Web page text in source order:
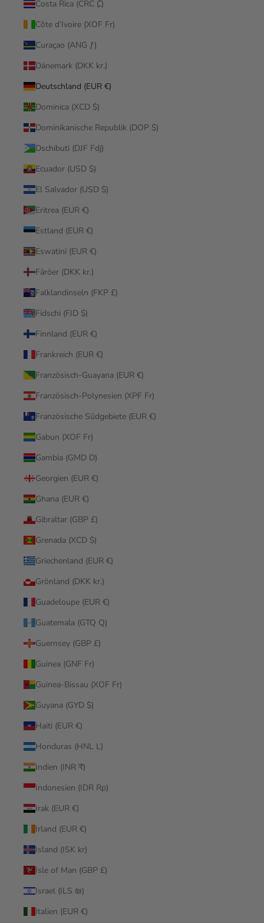
Costa Rica (CRC ₡)
Côte d’Ivoire (XOF Fr)
Curaçao (ANG ƒ)
Dänemark (DKK kr.)
Deutschland (EUR €)
Dominica (XCD $)
Dominikanische Republik (DOP $)
Dschibuti (DJF Fdj)
Ecuador (USD $)
El Salvador (USD $)
Eritrea (EUR €)
Estland (EUR €)
Eswatini (EUR €)
Färöer (DKK kr.)
Falklandinseln (FKP £)
Fidschi (FJD $)
Finnland (EUR €)
Frankreich (EUR €)
Französisch-Guayana (EUR €)
Französisch-Polynesien (XPF Fr)
Französische Südgebiete (EUR €)
Gabun (XOF Fr)
Gambia (GMD D)
Georgien (EUR €)
Ghana (EUR €)
Gibraltar (GBP £)
Grenada (XCD $)
Griechenland (EUR €)
Grönland (DKK kr.)
Guadeloupe (EUR €)
Guatemala (GTQ Q)
Guernsey (GBP £)
Guinea (GNF Fr)
Guinea-Bissau (XOF Fr)
Guyana (GYD $)
Haiti (EUR €)
Honduras (HNL L)
Indien (INR ₹)
Indonesien (IDR Rp)
Irak (EUR €)
Irland (EUR €)
Island (ISK kr)
Isle of Man (GBP £)
Israel (ILS ₪)
Italien (EUR €)